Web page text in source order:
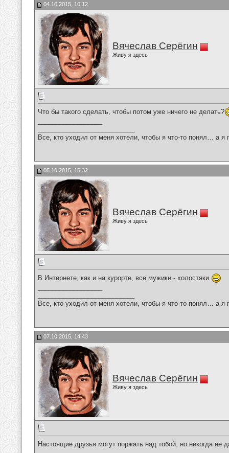
04.10.2015, 10:12
Вячеслав Серёгин
Живу я здесь
Что бы такого сделать, чтобы потом уже ничего не делать?
Все, кто уходил от меня хотели, чтобы я что-то понял… а
05.10.2015, 15:32
Вячеслав Серёгин
Живу я здесь
В Интернете, как и на курорте, все мужики - холостяки.
Все, кто уходил от меня хотели, чтобы я что-то понял… а
07.10.2015, 14:43
Вячеслав Серёгин
Живу я здесь
Настоящие друзья могут поржать над тобой, но никогда не